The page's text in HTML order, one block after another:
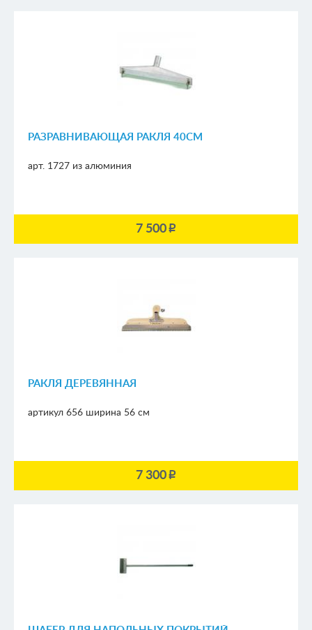
РАЗРАВНИВАЮЩАЯ РАКЛЯ 40СМ
арт. 1727 из алюминия
7 500p
РАКЛЯ ДЕРЕВЯННАЯ
артикул 656 ширина 56 см
7 300p